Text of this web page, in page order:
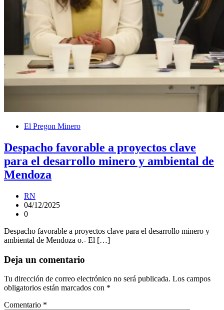
El Pregon Minero
Despacho favorable a proyectos clave
para el desarrollo minero y ambiental de
Mendoza
RN
04/12/2025
0
Despacho favorable a proyectos clave para el desarrollo minero y
ambiental de Mendoza o.- El […]
Deja un comentario
Tu dirección de correo electrónico no será publicada. Los campos
obligatorios están marcados con *
Comentario *